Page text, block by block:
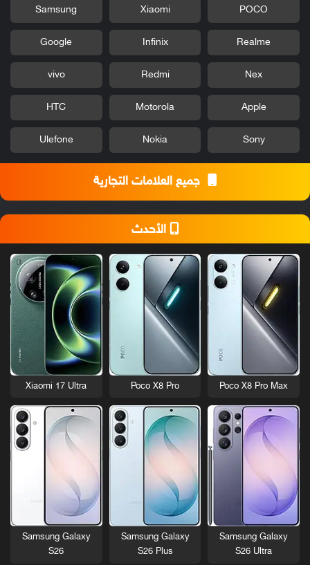
POCO
Xiaomi
Samsung
Realme
Infinix
Google
Nex
Redmi
vivo
Apple
Motorola
HTC
Sony
Nokia
Ulefone
جميع العلامات التجارية
الأحدث
Poco X8 Pro Max
Poco X8 Pro
Xiaomi 17 Ultra
Samsung Galaxy
S26 Ultra
Samsung Galaxy
S26 Plus
Samsung Galaxy
S26